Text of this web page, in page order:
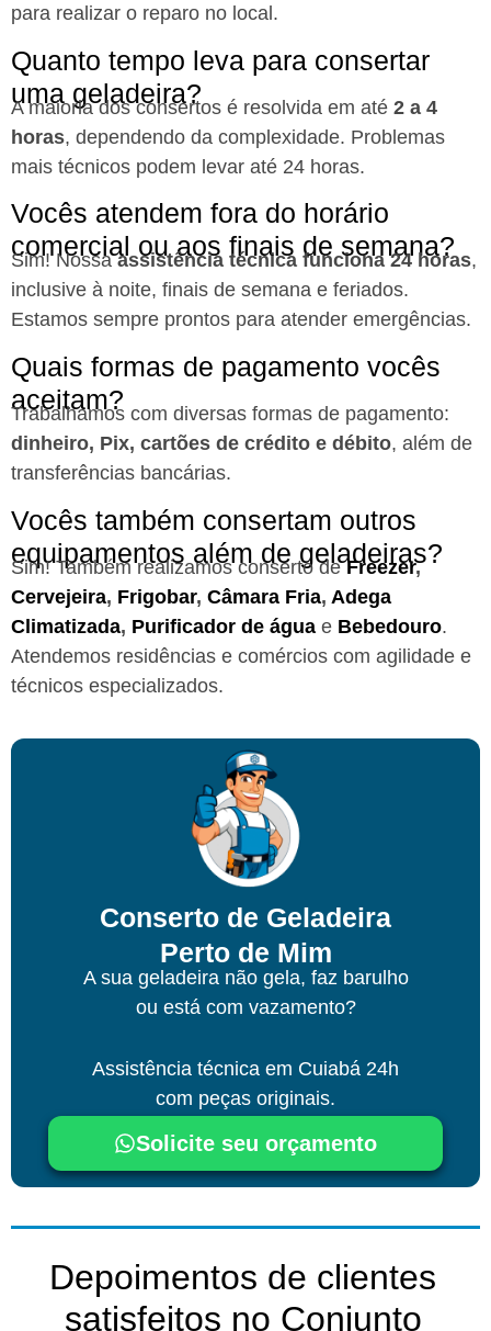
para realizar o reparo no local.
Quanto tempo leva para consertar
uma geladeira?
A maioria dos consertos é resolvida em até 2 a 4
horas, dependendo da complexidade. Problemas
mais técnicos podem levar até 24 horas.
Vocês atendem fora do horário
comercial ou aos finais de semana?
Sim! Nossaassistência técnica funciona 24 horas,
inclusive à noite, finais de semana e feriados.
Estamos sempre prontos para atender emergências.
Quais formas de pagamento vocês
aceitam?
Trabalhamos com diversas formas de pagamento:
dinheiro, Pix, cartões de crédito e débito, além de
transferências bancárias.
Vocês também consertam outros
equipamentos além de geladeiras?
Sim! Também realizamos conserto deFreezer,
Cervejeira, Frigobar, Câmara Fria, Adega
Climatizada, Purificador de água e Bebedouro.
Atendemos residências e comércios com agilidade e
técnicos especializados.
Conserto de Geladeira
Perto de Mim
A sua geladeira não gela, faz barulho
ou está com vazamento?
Assistência técnica em Cuiabá 24h
com peças originais.
Solicite seu orçamento
Depoimentos de clientes
satisfeitos no Conjunto